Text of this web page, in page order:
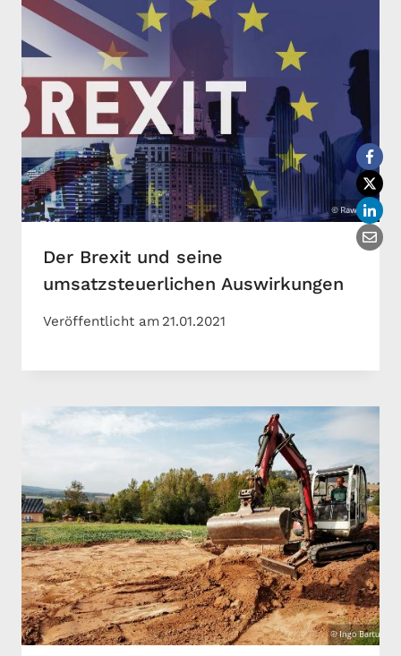
Der Brexit und seine
umsatzsteuerlichen Auswirkungen
Veröffentlicht am 21.01.2021